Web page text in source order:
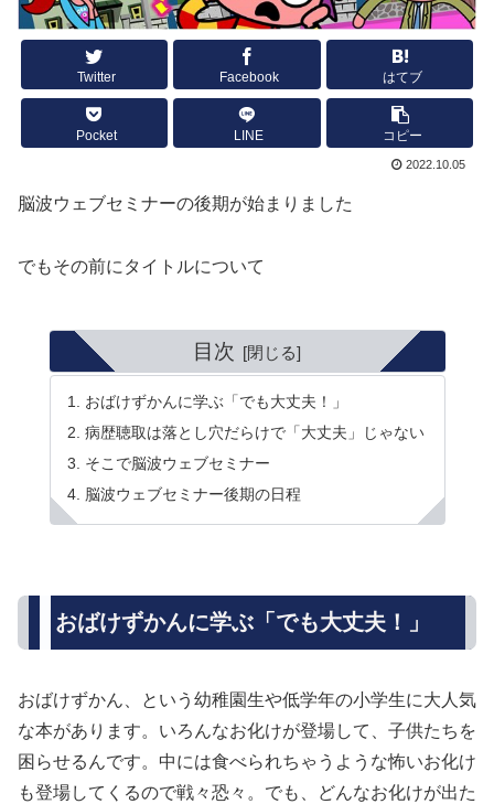
Twitter Facebook はてブ
Pocket LINE コピー
2022.10.05
脳波ウェブセミナーの後期が始まりました
でもその前にタイトルについて
目次
おばけずかんに学ぶ「でも大丈夫！」
病歴聴取は落とし穴だらけで「大丈夫」じゃない
そこで脳波ウェブセミナー
脳波ウェブセミナー後期の日程
おばけずかんに学ぶ「でも大丈夫！」
おばけずかん、という幼稚園生や低学年の小学生に大人気
な本があります。いろんなお化けが登場して、子供たちを
困らせるんです。中には食べられちゃうような怖いお化け
も登場してくるので戦々恐々。でも、どんなお化けが出た